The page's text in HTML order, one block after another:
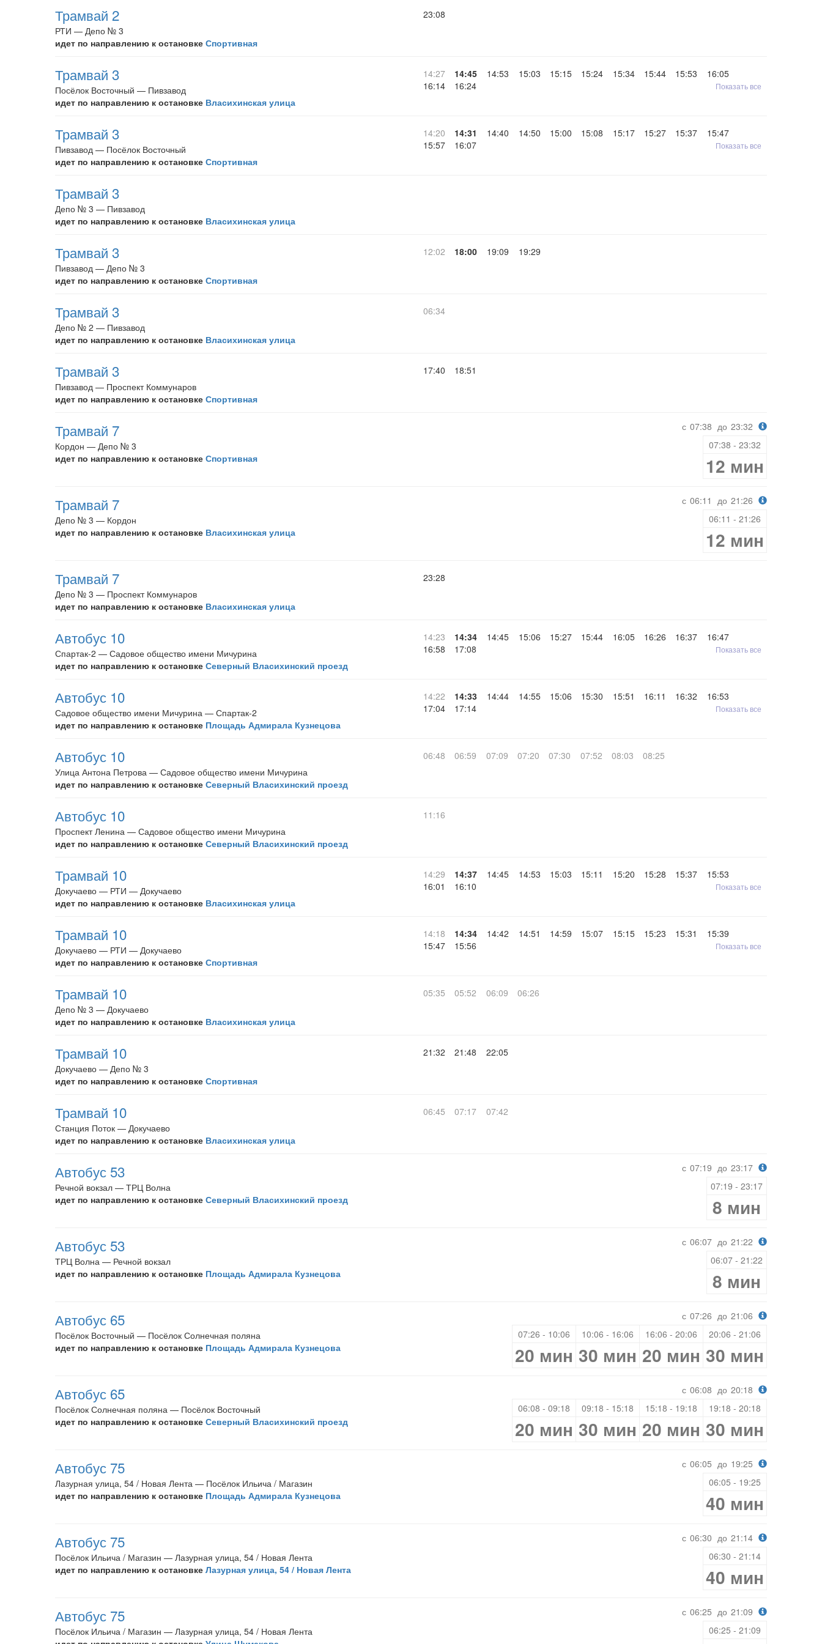
Трамвай 2
РТИ — Депо № 3
идет по направлению к остановке Спортивная
23:08
Трамвай 3
Посёлок Восточный — Пивзавод
идет по направлению к остановке Власихинская улица
14:27 14:45 14:53 15:03 15:15 15:24 15:34 15:44 15:53
16:05
16:14
16:24 Показать все
Трамвай 3
Пивзавод — Посёлок Восточный
идет по направлению к остановке Спортивная
14:20 14:31 14:40 14:50 15:00 15:08 15:17 15:27 15:37
15:47
15:57
16:07 Показать все
Трамвай 3
Депо № 3 — Пивзавод
идет по направлению к остановке Власихинская улица
Трамвай 3
Пивзавод — Депо № 3
идет по направлению к остановке Спортивная
12:02 18:00 19:09 19:29
Трамвай 3
Депо № 2 — Пивзавод
идет по направлению к остановке Власихинская улица
06:34
Трамвай 3
Пивзавод — Проспект Коммунаров
идет по направлению к остановке Спортивная
17:40 18:51
Трамвай 7
Кордон — Депо № 3
идет по направлению к остановке Спортивная
с 07:38 до 23:32
07:38 - 23:32
12 мин
Трамвай 7
Депо № 3 — Кордон
идет по направлению к остановке Власихинская улица
с 06:11 до 21:26
06:11 - 21:26
12 мин
Трамвай 7
Депо № 3 — Проспект Коммунаров
идет по направлению к остановке Власихинская улица
23:28
Автобус 10
Спартак-2 — Садовое общество имени Мичурина
идет по направлению к остановке Северный Власихинский проезд
14:23 14:34 14:45 15:06 15:27 15:44 16:05 16:26 16:37
16:47
16:58
17:08 Показать все
Автобус 10
Садовое общество имени Мичурина — Спартак-2
идет по направлению к остановке Площадь Адмирала Кузнецова
14:22 14:33 14:44 14:55 15:06 15:30 15:51 16:11 16:32
16:53
17:04
17:14 Показать все
Автобус 10
Улица Антона Петрова — Садовое общество имени Мичурина
идет по направлению к остановке Северный Власихинский проезд
06:48 06:59 07:09 07:20 07:30 07:52 08:03 08:25
Автобус 10
Проспект Ленина — Садовое общество имени Мичурина
идет по направлению к остановке Северный Власихинский проезд
11:16
Трамвай 10
Докучаево — РТИ — Докучаево
идет по направлению к остановке Власихинская улица
14:29 14:37 14:45 14:53 15:03 15:11 15:20 15:28 15:37
15:53
16:01
16:10 Показать все
Трамвай 10
Докучаево — РТИ — Докучаево
идет по направлению к остановке Спортивная
14:18 14:34 14:42 14:51 14:59 15:07 15:15 15:23 15:31
15:39
15:47
15:56 Показать все
Трамвай 10
Депо № 3 — Докучаево
идет по направлению к остановке Власихинская улица
05:35 05:52 06:09 06:26
Трамвай 10
Докучаево — Депо № 3
идет по направлению к остановке Спортивная
21:32 21:48 22:05
Трамвай 10
Станция Поток — Докучаево
идет по направлению к остановке Власихинская улица
06:45 07:17 07:42
Автобус 53
Речной вокзал — ТРЦ Волна
идет по направлению к остановке Северный Власихинский проезд
с 07:19 до 23:17
07:19 - 23:17
8 мин
Автобус 53
ТРЦ Волна — Речной вокзал
идет по направлению к остановке Площадь Адмирала Кузнецова
с 06:07 до 21:22
06:07 - 21:22
8 мин
Автобус 65
Посёлок Восточный — Посёлок Солнечная поляна
идет по направлению к остановке Площадь Адмирала Кузнецова
с 07:26 до 21:06
07:26 - 10:06
10:06 - 16:06 16:06 - 20:06 20:06 - 21:06
20 мин 30 мин 20 мин 30 мин
Автобус 65
Посёлок Солнечная поляна — Посёлок Восточный
идет по направлению к остановке Северный Власихинский проезд
с 06:08 до 20:18
06:08 - 09:18
09:18 - 15:18 15:18 - 19:18 19:18 - 20:18
20 мин 30 мин 20 мин 30 мин
Автобус 75
Лазурная улица, 54 / Новая Лента — Посёлок Ильича / Магазин
идет по направлению к остановке Площадь Адмирала Кузнецова
с 06:05 до 19:25
06:05 - 19:25
40 мин
Автобус 75
Посёлок Ильича / Магазин — Лазурная улица, 54 / Новая Лента
идет по направлению к остановке Лазурная улица, 54 / Новая Лента
с 06:30 до 21:14
06:30 - 21:14
40 мин
Автобус 75
Посёлок Ильича / Магазин — Лазурная улица, 54 / Новая Лента
с 06:25 до 21:09
06:25 - 21:09